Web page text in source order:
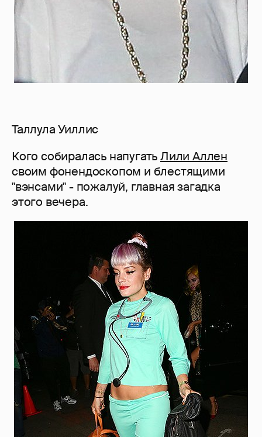
Таллула Уиллис
Кого собиралась напугатьЛили Аллен
своим фонендоскопом и блестящими
"вэнсами" - пожалуй, главная загадка
этого вечера.